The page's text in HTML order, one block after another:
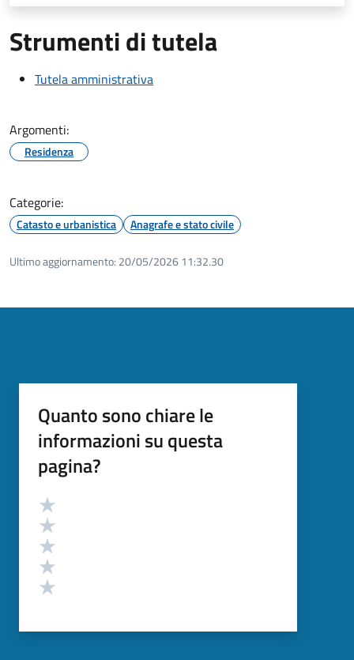
Strumenti di tutela
Tutela amministrativa
Argomenti:
Residenza
Categorie:
Catasto e urbanistica Anagrafe e stato civile
Ultimo aggiornamento: 20/05/2026 11:32.30
Quanto sono chiare le
informazioni su questa
pagina?
Valutazione